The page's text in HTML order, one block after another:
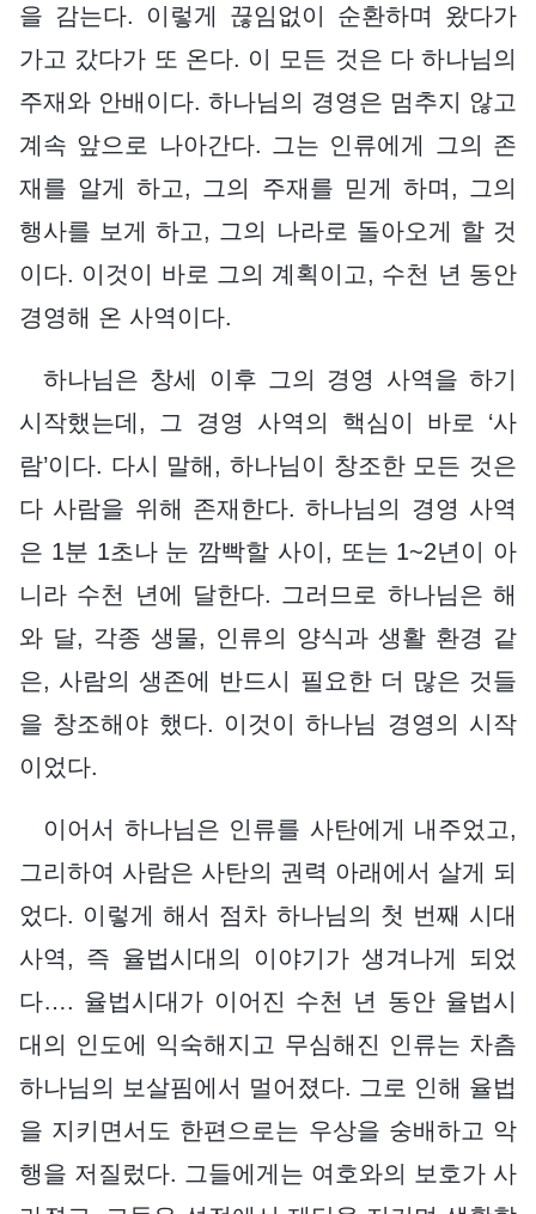
을 감는다. 이렇게 끊임없이 순환하며 왔다가
가고 갔다가 또 온다. 이 모든 것은 다 하나님의
주재와 안배이다. 하나님의 경영은 멈추지 않고
계속 앞으로 나아간다. 그는 인류에게 그의 존
재를 알게 하고, 그의 주재를 믿게 하며, 그의
행사를 보게 하고, 그의 나라로 돌아오게 할 것
이다. 이것이 바로 그의 계획이고, 수천 년 동안
경영해 온 사역이다.
하나님은 창세 이후 그의 경영 사역을 하기
시작했는데, 그 경영 사역의 핵심이 바로 ‘사
람’이다. 다시 말해, 하나님이 창조한 모든 것은
다 사람을 위해 존재한다. 하나님의 경영 사역
은 1분 1초나 눈 깜빡할 사이, 또는 1~2년이 아
니라 수천 년에 달한다. 그러므로 하나님은 해
와 달, 각종 생물, 인류의 양식과 생활 환경 같
은, 사람의 생존에 반드시 필요한 더 많은 것들
을 창조해야 했다. 이것이 하나님 경영의 시작
이었다.
이어서 하나님은 인류를 사탄에게 내주었고,
그리하여 사람은 사탄의 권력 아래에서 살게 되
었다. 이렇게 해서 점차 하나님의 첫 번째 시대
사역, 즉 율법시대의 이야기가 생겨나게 되었
다…. 율법시대가 이어진 수천 년 동안 율법시
대의 인도에 익숙해지고 무심해진 인류는 차츰
하나님의 보살핌에서 멀어졌다. 그로 인해 율법
을 지키면서도 한편으로는 우상을 숭배하고 악
행을 저질렀다. 그들에게는 여호와의 보호가 사